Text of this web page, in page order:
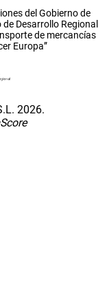
del Gobierno de
Desarrollo Regional
de mercancías
Europa”
2026.